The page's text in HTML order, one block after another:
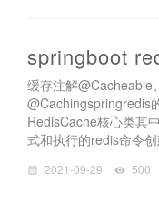
springboot
缓存注解@Cacheable
@Cachingspringredis
RedisCache核心类其
式和执行的redis命令
2021-09-29 500